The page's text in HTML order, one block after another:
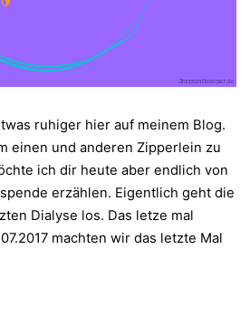
ruhiger hier auf meinem Blog.
einen und anderen Zipperlein zu
ich dir heute aber endlich von
erzählen. Eigentlich geht die
Dialyse los. Das letze mal
machten wir das letzte Mal